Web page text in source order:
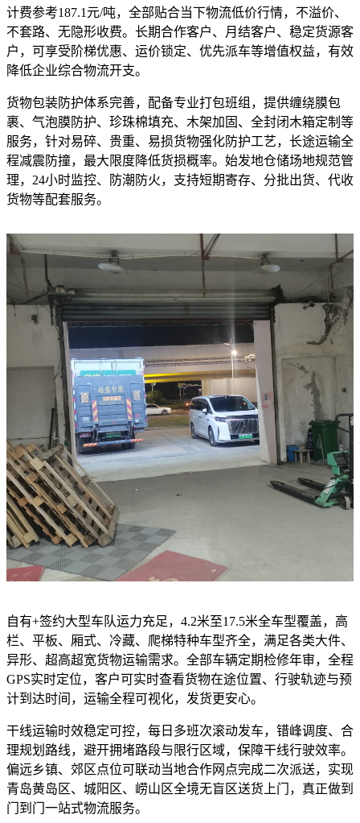
计费参考187.1元/吨，全部贴合当下物流低价行情，不溢价、
不套路、无隐形收费。长期合作客户、月结客户、稳定货源客
户，可享受阶梯优惠、运价锁定、优先派车等增值权益，有效
降低企业综合物流开支。
货物包装防护体系完善，配备专业打包班组，提供缠绕膜包
裹、气泡膜防护、珍珠棉填充、木架加固、全封闭木箱定制等
服务，针对易碎、贵重、易损货物强化防护工艺，长途运输全
程减震防撞，最大限度降低货损概率。始发地仓储场地规范管
理，24小时监控、防潮防火，支持短期寄存、分批出货、代收
货物等配套服务。
自有+签约大型车队运力充足，4.2米至17.5米全车型覆盖，高
栏、平板、厢式、冷藏、爬梯特种车型齐全，满足各类大件、
异形、超高超宽货物运输需求。全部车辆定期检修年审，全程
GPS实时定位，客户可实时查看货物在途位置、行驶轨迹与预
计到达时间，运输全程可视化，发货更安心。
干线运输时效稳定可控，每日多班次滚动发车，错峰调度、合
理规划路线，避开拥堵路段与限行区域，保障干线行驶效率。
偏远乡镇、郊区点位可联动当地合作网点完成二次派送，实现
青岛黄岛区、城阳区、崂山区全境无盲区送货上门，真正做到
门到门一站式物流服务。